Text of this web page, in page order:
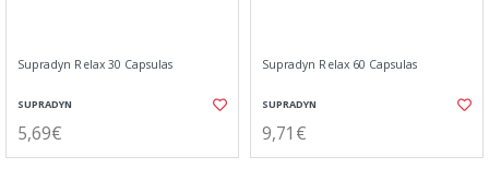
Supradyn Relax 30 Capsulas
SUPRADYN
5,69€
Supradyn Relax 60 Capsulas
SUPRADYN
9,71€